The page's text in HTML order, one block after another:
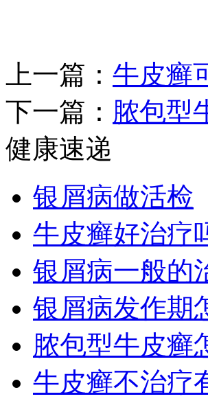
上一篇： 牛皮癣
下一篇： 脓包型
健康速递
银屑病做活检
牛皮癣好治疗
银屑病一般的
银屑病发作期
脓包型牛皮癣
牛皮癣不治疗